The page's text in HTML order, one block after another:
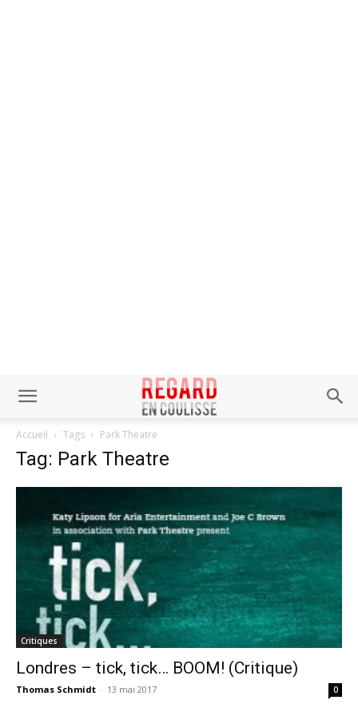
Accueil Tags Park Theatre
Tag: Park Theatre
Critiques
Londres – tick, tick… BOOM! (Critique)
Thomas Schmidt - 13 mai 2017 0